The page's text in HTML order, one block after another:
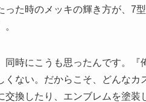
った時のメッキの輝き方が、7
。
同時にこうも思ったんです。
くない。だからこそ、どんな
交換したり、エンブレムを塗